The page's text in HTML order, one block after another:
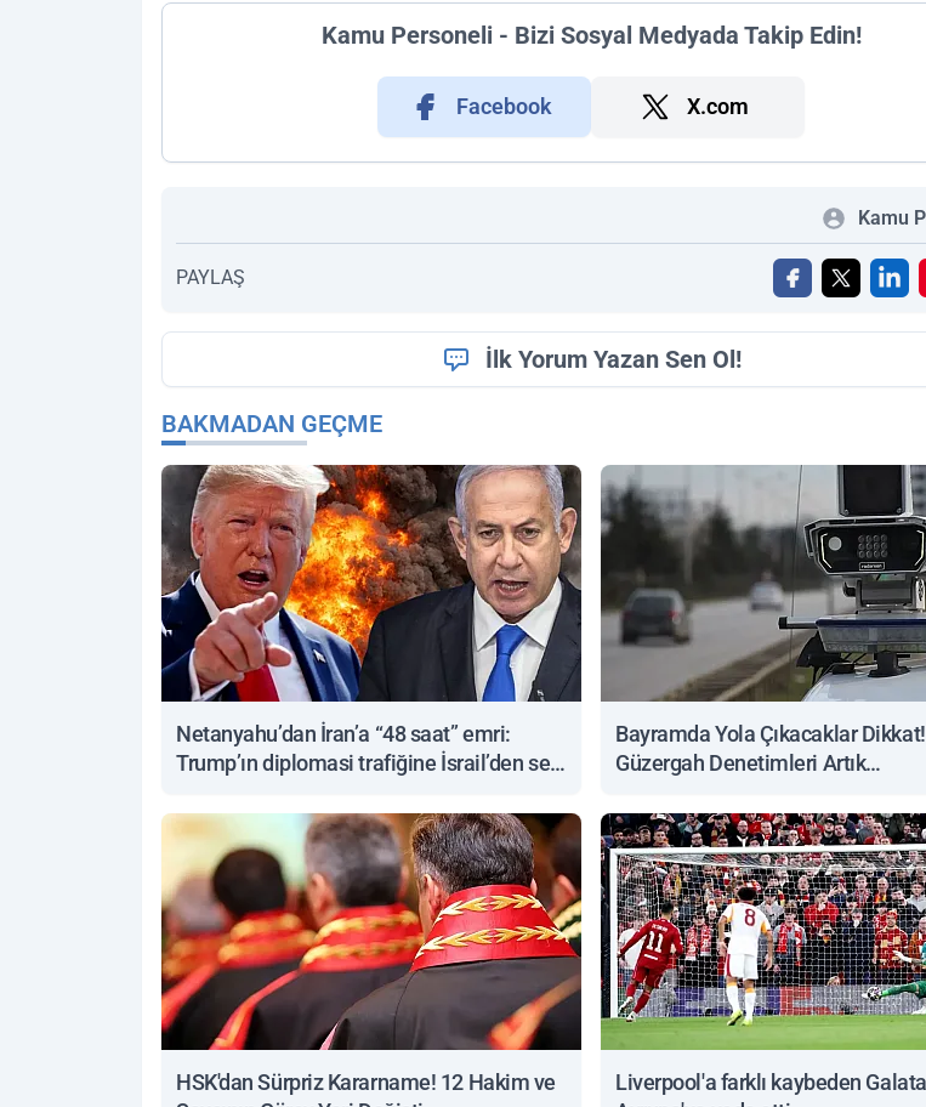
Kamu Personeli - Bizi Sosyal Medyada Takip Edin!
Facebook X.com
Kamu
PAYLAŞ
İlk Yorum Yazan Sen Ol!
BAKMADAN GEÇME
Netanyahu’dan İran’a “48 saat” emri:
Trump’ın diplomasi trafiğine İsrail’den sert
Bayramda Yola Çıkacaklar Dikkat!
Güzergah Denetimleri Artık
HSK'dan Sürpriz Kararname! 12 Hakim ve
Liverpool'a farklı kaybeden